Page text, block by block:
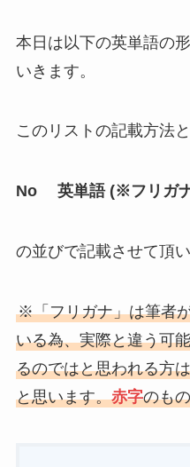
本日は以下の英単語の
いきます。
このリストの記載方法
No 英単語 (※フリガ
の並びで記載させて頂
※「フリガナ」は筆者
いる為、実際と違う可
るのではと思われる方
と思います。赤字のも